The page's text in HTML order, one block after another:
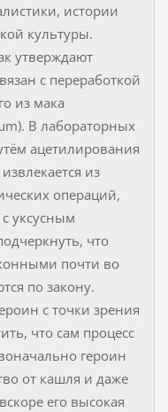
истории
культуры.
утверждают
с переработкой
из мака
В лабораторных
ацетилирования
из
операций,
уксусным
что
почти во
по закону.
с точки зрения
что сам процесс
героин
от кашля и даже
его высокая